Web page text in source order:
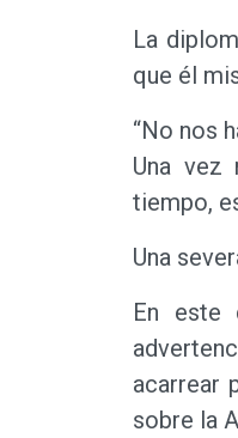
La
que él
“No nos
Una vez
tiempo,
Una
En este
acarrear
sobre la